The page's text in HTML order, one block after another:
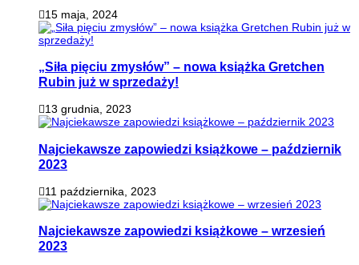
15 maja, 2024
„Siła pięciu zmysłów” – nowa książka Gretchen
Rubin już w sprzedaży!
13 grudnia, 2023
Najciekawsze zapowiedzi książkowe – październik
2023
11 października, 2023
Najciekawsze zapowiedzi książkowe – wrzesień
2023